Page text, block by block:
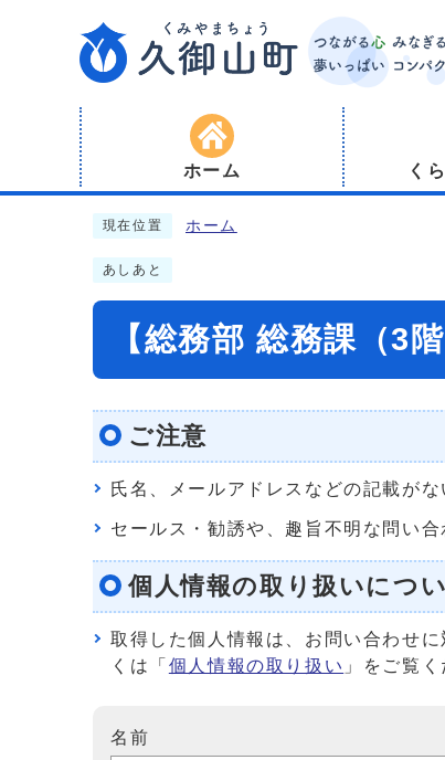
ホーム く
現在位置 ホーム
あしあと
【総務部 総務課（3
ご注意
氏名、メールアドレスなどの記載が
セールス・勧誘や、趣旨不明な問い
個人情報の取り扱いにつ
取得した個人情報は、お問い合わせ
くは「 個人情報の取り扱い 」をご覧く
名前